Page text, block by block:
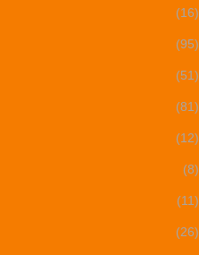
(16)
(95)
(51)
(81)
(12)
(8)
(11)
(26)